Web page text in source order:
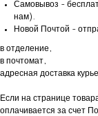
Самовывоз -
нам).
Новой Почтой -
в отделение,
в почтомат,
адресная доставка
Если на странице
оплачивается за счет